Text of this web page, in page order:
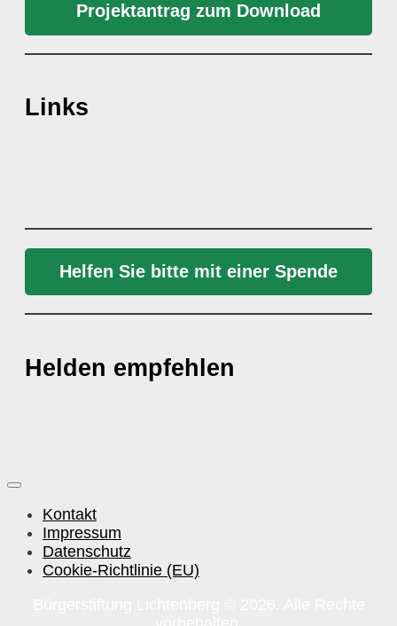
Projektantrag zum Download
Links
Helfen Sie bitte mit einer Spende
Helden empfehlen
Kontakt
Impressum
Datenschutz
Cookie-Richtlinie (EU)